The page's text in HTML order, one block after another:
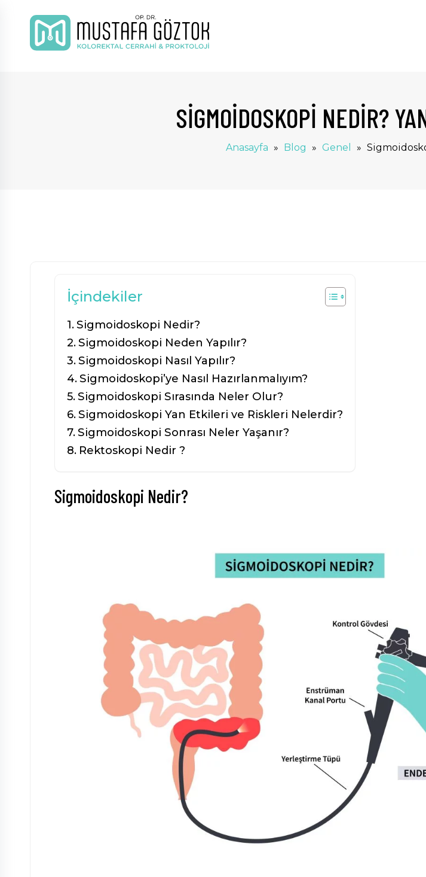
SIGMOIDOSKOPI NEDIR?
Anasayfa » Blog » Genel »
İçindekiler
Sigmoidoskopi Nedir?
Sigmoidoskopi Neden Yapılır?
Sigmoidoskopi Nasıl Yapılır?
Sigmoidoskopi’ye Nasıl Hazırlanmalıyım?
Sigmoidoskopi Sırasında Neler Olur?
Sigmoidoskopi Yan Etkileri ve Riskleri Nelerdir?
Sigmoidoskopi Sonrası Neler Yaşanır?
Rektoskopi Nedir ?
Sigmoidoskopi Nedir?